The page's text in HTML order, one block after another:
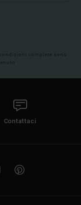
complete sono
Contattaci